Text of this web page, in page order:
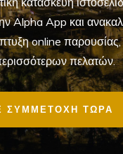
Alpha App και
online
πελατών.
ΣΥΜΜΕΤΟΧΗ ΤΩΡΑ